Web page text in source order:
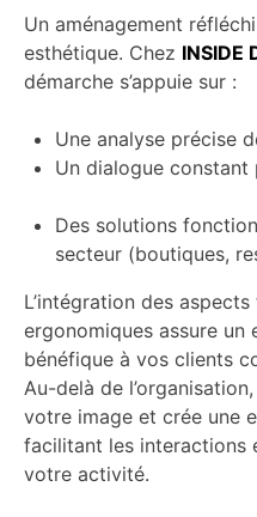
Un aménagement
esthétique. Chez INSIDE
démarche s’appuie sur :
Une analyse précise
Un dialogue
Des solutions
secteur (boutiques,
L’intégration des
ergonomiques assure un
bénéfique à vos clients
Au-delà de
votre image et crée une
facilitant les interactions
votre activité.